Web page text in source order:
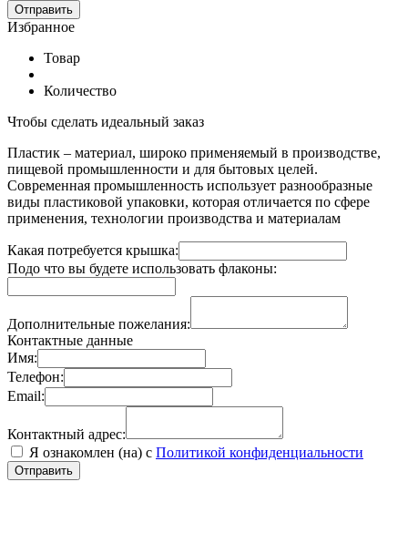
Избранное
Товар
Количество
Чтобы сделать идеальный заказ
Пластик – материал, широко применяемый в производстве,
пищевой промышленности и для бытовых целей.
Современная промышленность использует разнообразные
виды пластиковой упаковки, которая отличается по сфере
применения, технологии производства и материалам
Какая потребуется крышка:
Подо что вы будете использовать флаконы:
Дополнительные пожелания:
Контактные данные
Имя:
Телефон:
Email:
Контактный адрес:
Я ознакомлен (на) с Политикой конфиденциальности